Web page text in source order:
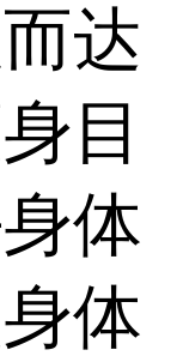
达
目
体
体